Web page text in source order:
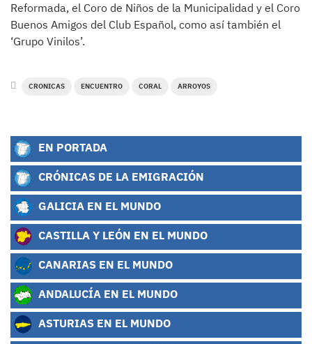
Reformada, el Coro de Niños de la Municipalidad y el Coro
Buenos Amigos del Club Español, como así también el
‘Grupo Vinilos’.
CRONICAS ENCUENTRO CORAL ARROYOS
EN PORTADA
CRÓNICAS DE LA EMIGRACIÓN
GALICIA EN EL MUNDO
CASTILLA Y LEÓN EN EL MUNDO
CANARIAS EN EL MUNDO
ANDALUCÍA EN EL MUNDO
ASTURIAS EN EL MUNDO